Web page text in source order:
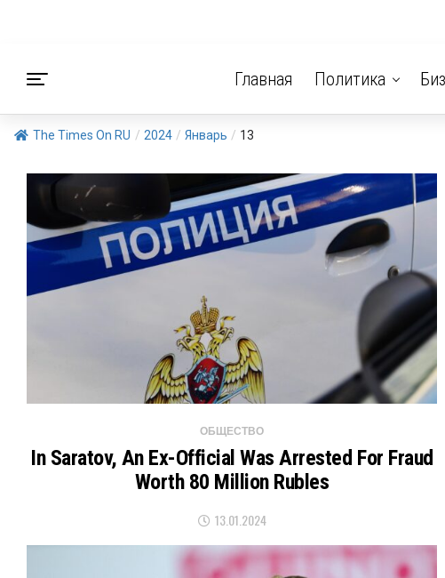
Главная Политика
The Times On RU / 2024 / Январь / 13
ОБЩЕСТВО
In Saratov, An Ex-Official Was Arrested For Fraud
Worth 80 Million Rubles
13.01.2024